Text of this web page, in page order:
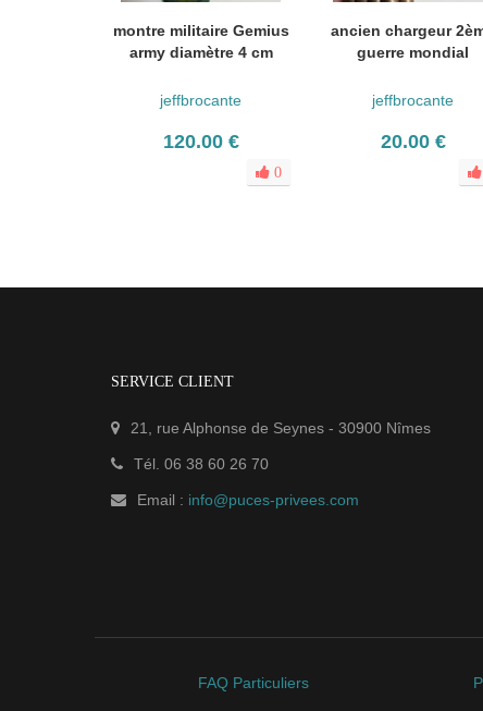
montre militaire Gemius
army diamètre 4 cm
jeffbrocante
120.00 €
0
ancien chargeur
guerre mondial
jeffbrocante
20.00 €
SERVICE CLIENT
21, rue Alphonse de Seynes - 30900 Nîmes
Tél. 06 38 60 26 70
Email : info@puces-privees.com
FAQ Particuliers